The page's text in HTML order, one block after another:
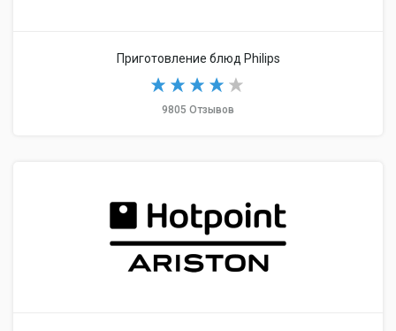
Приготовление блюд Philips
9805 Отзывов